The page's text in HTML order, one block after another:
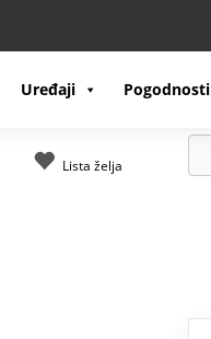
Uređaji Pogodnosti
Lista želja